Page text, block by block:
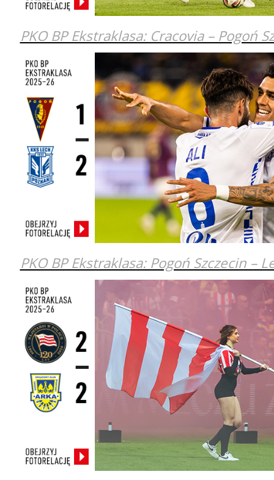
PKO BP Ekstraklasa: Cracovia – Pogoń
PKO BP Ekstraklasa: Pogoń Szczecin –